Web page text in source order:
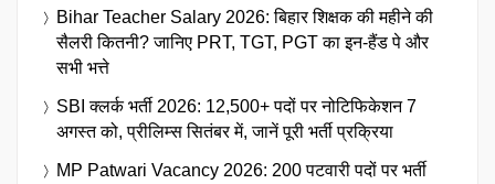
Bihar Teacher Salary 2026: बिहार शिक्षक की महीने की
सैलरी कितनी? जानिए PRT, TGT, PGT का इन-हैंड पे और
सभी भत्ते
SBI क्लर्क भर्ती 2026: 12,500+ पदों पर नोटिफिकेशन 7
अगस्त को, प्रीलिम्स सितंबर में, जानें पूरी भर्ती प्रक्रिया
MP Patwari Vacancy 2026: 200 पटवारी पदों पर भर्ती